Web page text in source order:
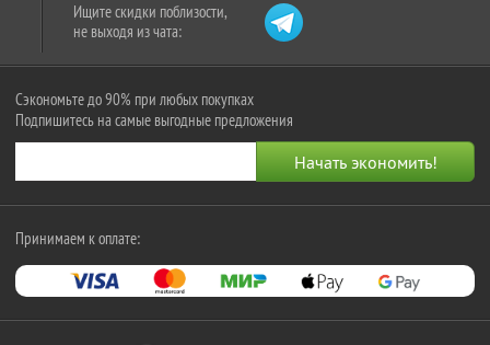
Ищите скидки поблизости,
не выходя из чата:
Сэкономьте до 90% при любых покупках
Подпишитесь на самые выгодные предложения
Принимаем к оплате: